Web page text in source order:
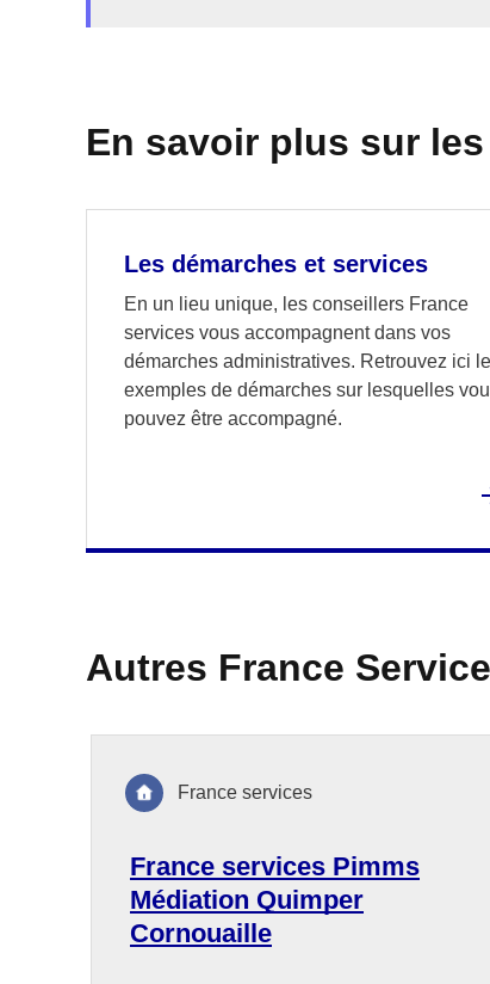
En savoir plus sur
Les démarches et services
En un lieu unique, les conseillers France
services vous accompagnent dans vos
démarches administratives. Retrouvez ici
exemples de démarches sur lesquelles
pouvez être accompagné.
Autres France
France services Pimms
Médiation Quimper
Cornouaille
France services